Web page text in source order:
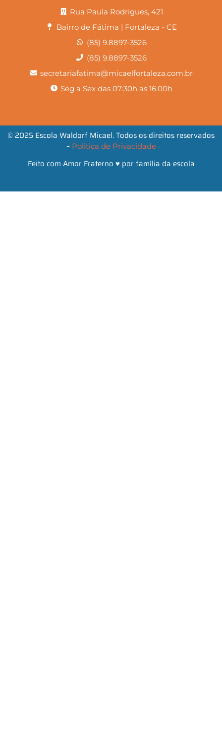
Rua Paula Rodrigues, 421
Bairro de Fátima | Fortaleza - CE
(85) 9.8897-3526
(85) 9.8897-3526
secretariafatima@micaelfortaleza.com.br
Seg a Sex das 07:30h as 16:00h
© 2025 Escola Waldorf Micael. Todos os direitos reservados
– Politica de Privacidade
Feito com Amor Fraterno ♥ por família da escola